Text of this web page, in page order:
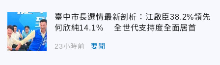
臺中市長選情最新剖析：江啟臣38.2%領先
何欣純14.1% 全世代支持度全面居首
23小時前 要聞